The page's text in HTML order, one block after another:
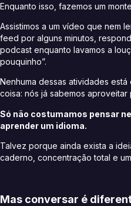
Enquanto isso, fazemos um
Assistimos a um vídeo que nem
feed por alguns minutos,
podcast enquanto lavamos a
pouquinho”.
Nenhuma dessas atividades está
coisa: nós já sabemos
Só não costumamos pensar
aprender um idioma.
Talvez porque ainda exista a
caderno, concentração total e
Mas conversar é